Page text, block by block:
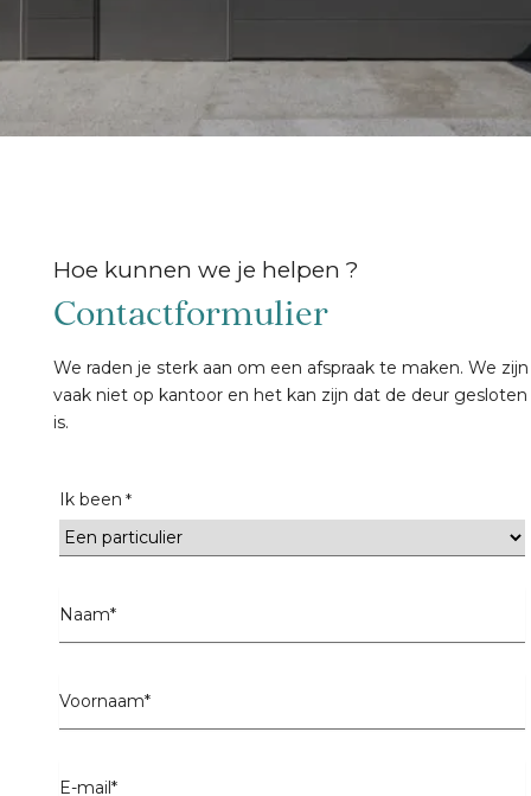
Hoe kunnen we je helpen ?
Contactformulier
We raden je sterk aan om een afspraak te maken. We zijn
vaak niet op kantoor en het kan zijn dat de deur gesloten
is.
Ik been *
*
*
mail